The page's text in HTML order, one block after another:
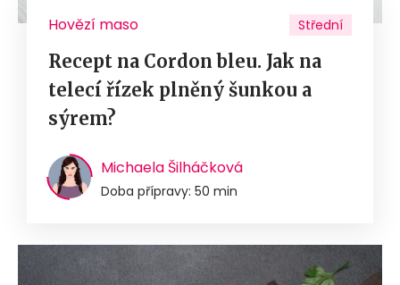
Hovězí maso Střední
Recept na Cordon bleu. Jak na
telecí řízek plněný šunkou a
sýrem?
Michaela Šilháčková
Doba přípravy: 50 min